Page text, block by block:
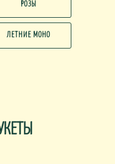
РОЗЫ
ЛЕТНИЕ МОНО